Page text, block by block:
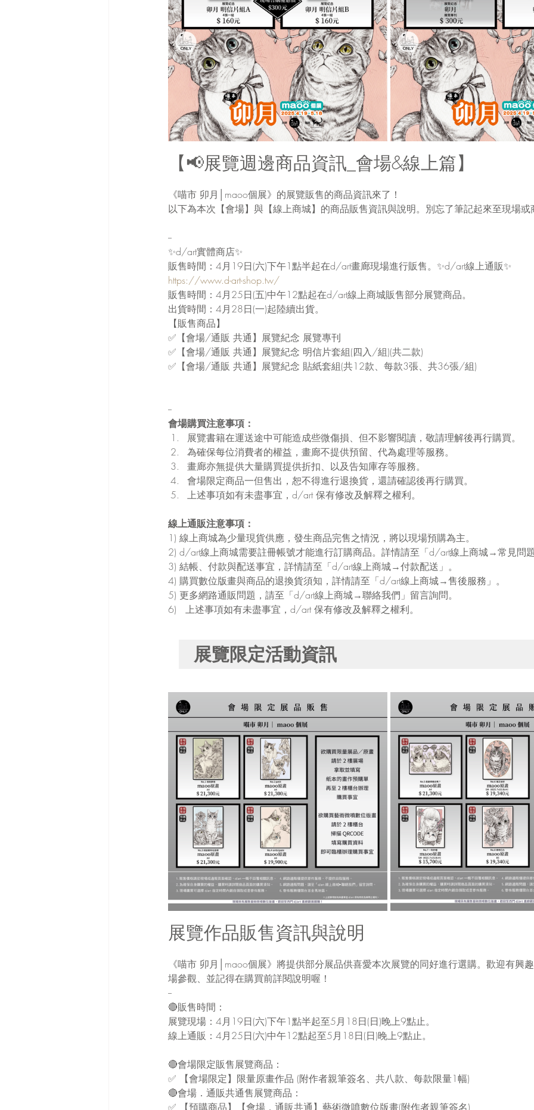
【📢展覽週邊商品資訊_會場&線上篇】
《喵市 卯月│maoo個展》的展覽販售的商品資訊來了！
以下為本次【會場】與【線上商城】的商品販售資訊與說明。別忘了筆記起來至現場或
--
✨d/art實體商店✨
販售時間：4月19日(六)下午1點半起在d/art畫廊現場進行販售。✨d/art線上通販✨
https://www.d-art-shop.tw/
販售時間：4月25日(五)中午12點起在d/art線上商城販售部分展覽商品。
出貨時間：4月28日(一)起陸續出貨。
【販售商品】
✅【會場/通販 共通】展覽紀念 展覽專刊
✅【會場/通販 共通】展覽紀念 明信片套組(四入/組)(共二款)
✅【會場/通販 共通】展覽紀念 貼紙套組(共12款、每款3張、共36張/組)
--
會場購買注意事項：
展覽書籍在運送途中可能造成些微傷損、但不影響閱讀，敬請理解後再行購買。
為確保每位消費者的權益，畫廊不提供預留、代為處理等服務。
畫廊亦無提供大量購買提供折扣、以及告知庫存等服務。
會場限定商品一但售出，恕不得進行退換貨，還請確認後再行購買。
上述事項如有未盡事宜，d/art 保有修改及解釋之權利。
線上通販注意事項：
1) 線上商城為少量現貨供應，發生商品完售之情況，將以現場預購為主。
2) d/art線上商城需要註冊帳號才能進行訂購商品。詳情請至「d/art線上商城→常見問
3) 結帳、付款與配送事宜，詳情請至「d/art線上商城→付款配送」。
4) 購買數位版畫與商品的退換貨須知，詳情請至「d/art線上商城→售後服務」。
5) 更多網路通販問題，請至「d/art線上商城→聯絡我們」留言詢問。
6)   上述事項如有未盡事宜，d/art 保有修改及解釋之權利。
展覽限定活動資訊
展覽作品販售資訊與說明
《喵市 卯月│maoo個展》將提供部分展品供喜愛本次展覽的同好進行選購。歡迎有興
場參觀、並記得在購買前詳閱說明喔！
--
🔴販售時間：
展覽現場：4月19日(六)下午1點半起至5月18日(日)晚上9點止。
線上通販：4月25日(六)中午12點起至5月18日(日)晚上9點止。
🔴會場限定販售展覽商品：
✅ 【會場限定】限量原畫作品 (附作者親筆簽名、共八款、每款限量1幅)
🔴會場．通販共通售展覽商品：
✅ 【預購商品】【會場．通販共通】藝術微噴數位版畫(附作者親筆簽名)